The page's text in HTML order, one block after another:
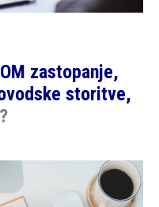
zastopanje,
storitve,
?